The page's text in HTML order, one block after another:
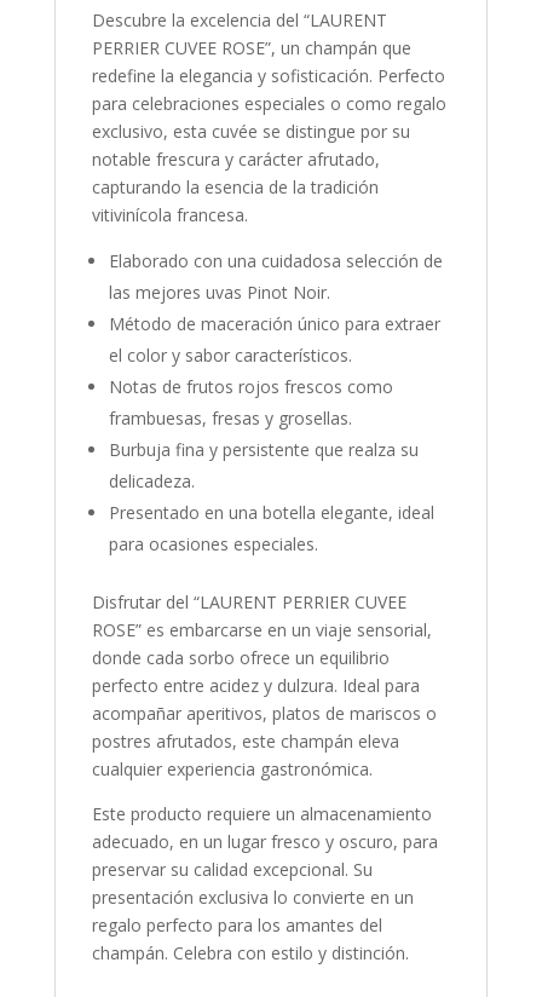
Descubre la excelencia del “LAURENT
PERRIER CUVEE ROSE”, un champán que
redefine la elegancia y sofisticación. Perfecto
para celebraciones especiales o como regalo
exclusivo, esta cuvée se distingue por su
notable frescura y carácter afrutado,
capturando la esencia de la tradición
vitivinícola francesa.
Elaborado con una cuidadosa selección de
las mejores uvas Pinot Noir.
Método de maceración único para extraer
el color y sabor característicos.
Notas de frutos rojos frescos como
frambuesas, fresas y grosellas.
Burbuja fina y persistente que realza su
delicadeza.
Presentado en una botella elegante, ideal
para ocasiones especiales.
Disfrutar del “LAURENT PERRIER CUVEE
ROSE” es embarcarse en un viaje sensorial,
donde cada sorbo ofrece un equilibrio
perfecto entre acidez y dulzura. Ideal para
acompañar aperitivos, platos de mariscos o
postres afrutados, este champán eleva
cualquier experiencia gastronómica.
Este producto requiere un almacenamiento
adecuado, en un lugar fresco y oscuro, para
preservar su calidad excepcional. Su
presentación exclusiva lo convierte en un
regalo perfecto para los amantes del
champán. Celebra con estilo y distinción.